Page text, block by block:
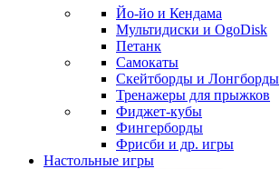
Йо-йо и Кендама
Мультидиски и OgoDisk
Петанк
Самокаты
Скейтборды и Лонгборды
Тренажеры для прыжков
Фиджет-кубы
Фингерборды
Фрисби и др. игры
Настольные игры